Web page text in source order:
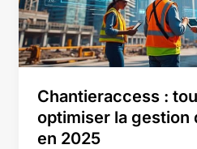
Chantieraccess :
optimiser la gestion
en 2025
la
gestion
de
vos
en
2025